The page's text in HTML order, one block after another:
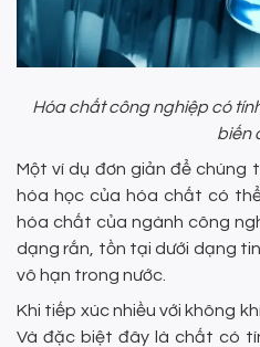
Hóa chất công nghiệp có
biến
Một ví dụ đơn giản để
hóa học của hóa chất có
hóa chất của ngành công
dạng rắn, tồn tại dưới dạng
vô hạn trong nước.
Khi tiếp xúc nhiều với không
Và đặc biệt đây là chất có